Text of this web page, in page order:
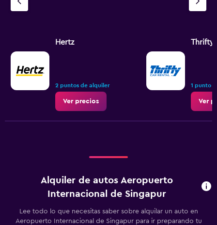
Hertz
2 puntos de alquiler
Ver precios
Thrifty
1 punto
Ver
Alquiler de autos Aeropuerto
Internacional de Singapur
Lee todo lo que necesitas saber sobre alquilar un auto en
Aeropuerto Internacional de Singapur para ir preparando tu